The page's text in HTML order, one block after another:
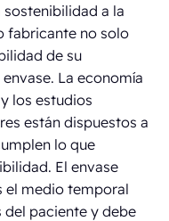
a la
fabricante no solo
de su
La economía
los estudios
están dispuestos a
lo que
El envase
el medio temporal
paciente y debe